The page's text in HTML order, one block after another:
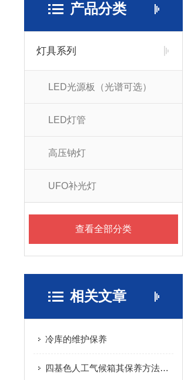
产品分类
灯具系列
LED光源板（光谱可选）
LED灯管
高压钠灯
UFO补光灯
查看全部分类
相关文章
冷库的维护保养
四基色人工气候箱其保养方法是很有讲究的